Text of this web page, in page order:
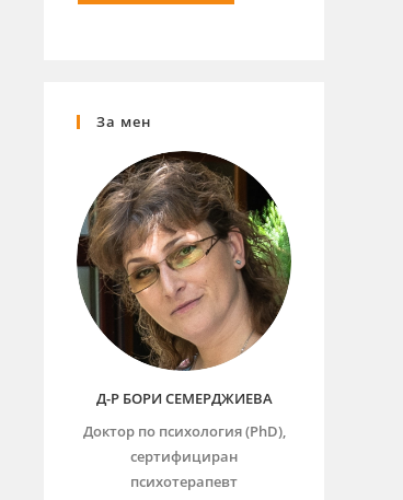
За мен
Д-Р БОРИ СЕМЕРДЖИЕВА
Доктор по психология (PhD),
сертифициран
психотерапевт